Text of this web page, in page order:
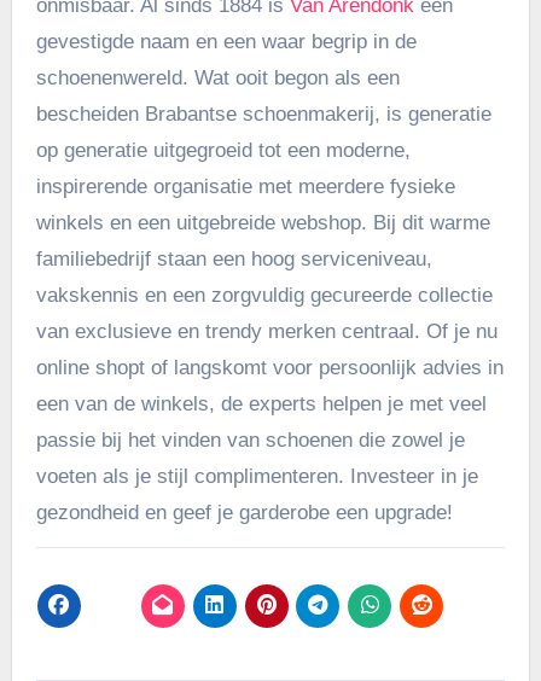
onmisbaar. Al sinds 1884 is Van Arendonkeen
gevestigde naam en een waar begrip in de
schoenenwereld. Wat ooit begon als een
bescheiden Brabantse schoenmakerij, is generatie
op generatie uitgegroeid tot een moderne,
inspirerende organisatie met meerdere fysieke
winkels en een uitgebreide webshop. Bij dit warme
familiebedrijf staan een hoog serviceniveau,
vakskennis en een zorgvuldig gecureerde collectie
van exclusieve en trendy merken centraal. Of je nu
online shopt of langskomt voor persoonlijk advies in
een van de winkels, de experts helpen je met veel
passie bij het vinden van schoenen die zowel je
voeten als je stijl complimenteren. Investeer in je
gezondheid en geef je garderobe een upgrade!